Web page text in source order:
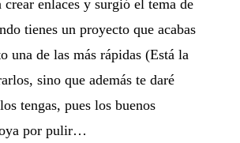
enlaces y surgió el tema de
tienes un proyecto que acabas
una de las más rápidas (Está la
sino que además te daré
tengas, pues los buenos
por pulir…